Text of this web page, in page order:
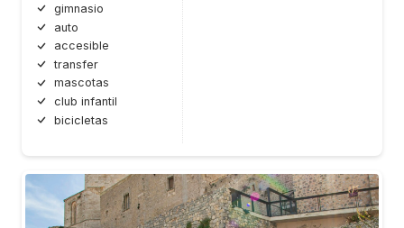
gimnasio
auto
accesible
transfer
mascotas
club infantil
bicicletas